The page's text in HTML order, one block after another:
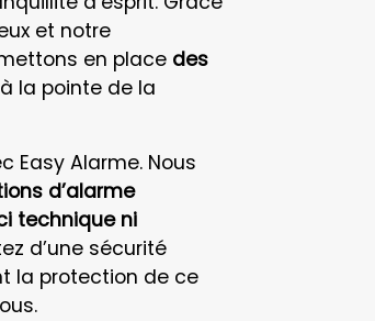
et notre
en place des
la pointe de la
Easy Alarme. Nous
d’alarme
technique ni
d’une sécurité
la protection de ce